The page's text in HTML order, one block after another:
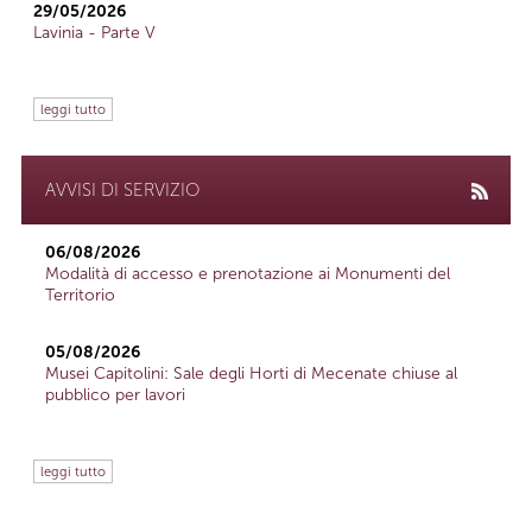
29/05/2026
Lavinia - Parte V
leggi tutto
AVVISI DI SERVIZIO
06/08/2026
Modalità di accesso e prenotazione ai Monumenti del
Territorio
05/08/2026
Musei Capitolini: Sale degli Horti di Mecenate chiuse al
pubblico per lavori
leggi tutto